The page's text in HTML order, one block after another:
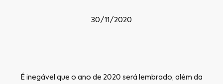
30/11/2020
É inegável que o ano de 2020 será lembrado, além da